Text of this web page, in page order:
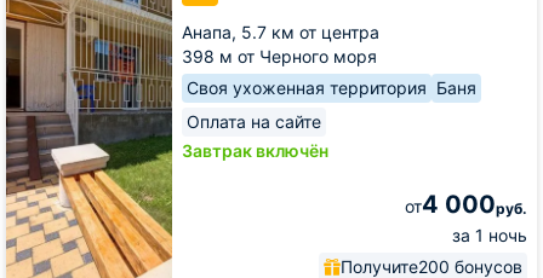
Анапа, 5.7 км от центра
398 м от Черного моря
Своя ухоженная территория Баня
Оплата на сайте
Завтрак включён
от4 000руб.
за 1 ночь
Получите200 бонусов